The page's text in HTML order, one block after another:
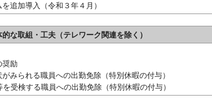
追加導入（令和３年４月）
な取組・工夫（テレワーク関連を除く）
奨励
みられる職員への出勤免除（特別休暇の付与）
を受検する職員への出勤免除（特別休暇の付与）